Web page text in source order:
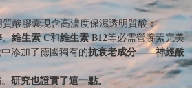
質酸膠囊現含高濃度保濕透明質酸：
、維生素 C和維生素 B12等必需營養素完美
添加了德國獨有的抗衰老成分——神經酰
研究也證實了這一點。